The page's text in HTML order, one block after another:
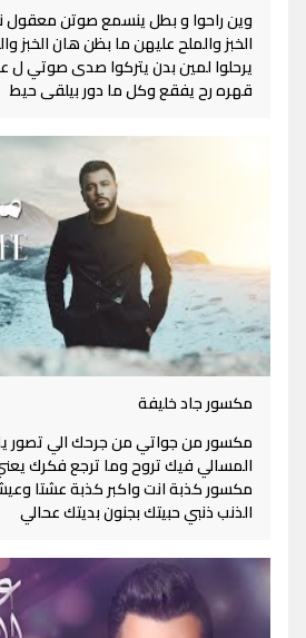
وين راحوا و بطل ينسمع صوتن معقول
الخبز والملح عليهن ما بظن هان الخبز
يرحلوا لمين بدن يتركوا صدى صوتي ل
قهره رح يفقع وكل ما دور بيلقى حيط
مكسور جاد خليفة
مكسور من جواتي من جرحك الي تصور
المسالي فيك تروح وما ترجع فكرك
مكسور كذبة انت واكبر كذبة عشتا
الذنب ذنبي حبيتك بجنون بديتك عحالي